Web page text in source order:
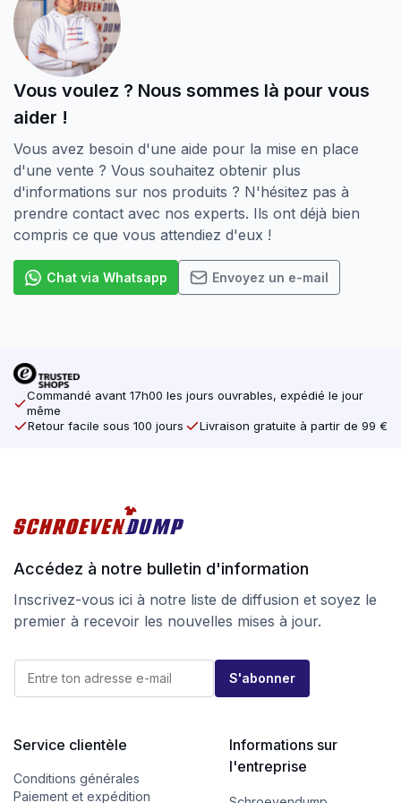
Vous voulez ? Nous sommes là pour vous
aider !
Vous avez besoin d'une aide pour la mise en place
d'une vente ? Vous souhaitez obtenir plus
d'informations sur nos produits ? N'hésitez pas à
prendre contact avec nos experts. Ils ont déjà bien
compris ce que vous attendiez d'eux !
Chat via Whatsapp Envoyez un e-mail
Commandé avant 17h00 les jours ouvrables, expédié le jour
même
Retour facile sous 100 jours
Livraison gratuite à partir de 99 €
Accédez à notre bulletin d'information
Inscrivez-vous ici à notre liste de diffusion et soyez le
premier à recevoir les nouvelles mises à jour.
m
l
-
m
E
m
l
S'abonner
Service clientèle
Conditions générales
Paiement et expédition
Informations sur
l'entreprise